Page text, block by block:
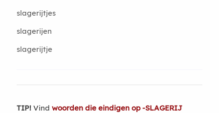
slagerijtjes
slagerijen
slagerijtje
TIP!Vind woorden die eindigen op -SLAGERIJ